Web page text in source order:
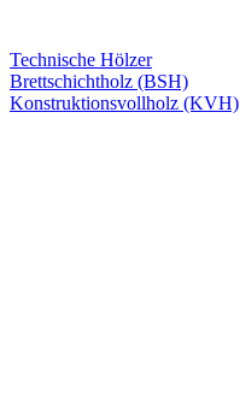
Technische Hölzer
Brettschichtholz (BSH)
Konstruktionsvollholz (KVH)